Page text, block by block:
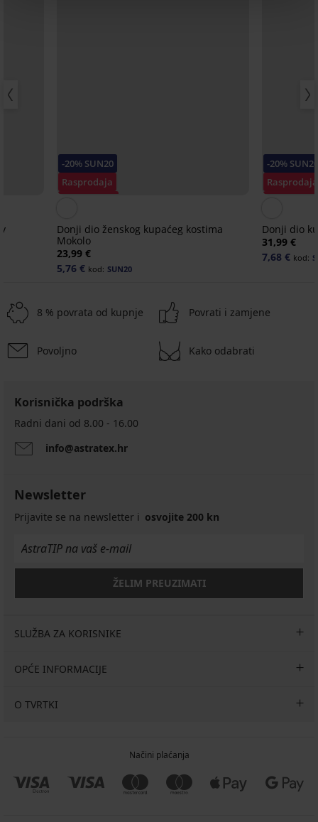
-20% SUN20
Rasprodaja
Donji dio ženskog kupaćeg kostima
Mokolo
23,99 €
5,76 € kod: SUN20
-20% SUN20
Rasprodaja
Donji dio
31,99 €
7,68 € kod:
8 % povrata od kupnje Povrati i zamjene
Povoljno Kako odabrati
Korisnička podrška
Radni dani od 8.00 - 16.00
info@astratex.hr
Newsletter
Prijavite se na newsletter i osvojite 200 kn
ŽELIM PREUZIMATI
SLUŽBA ZA KORISNIKE
OPĆE INFORMACIJE
O TVRTKI
Načini plaćanja